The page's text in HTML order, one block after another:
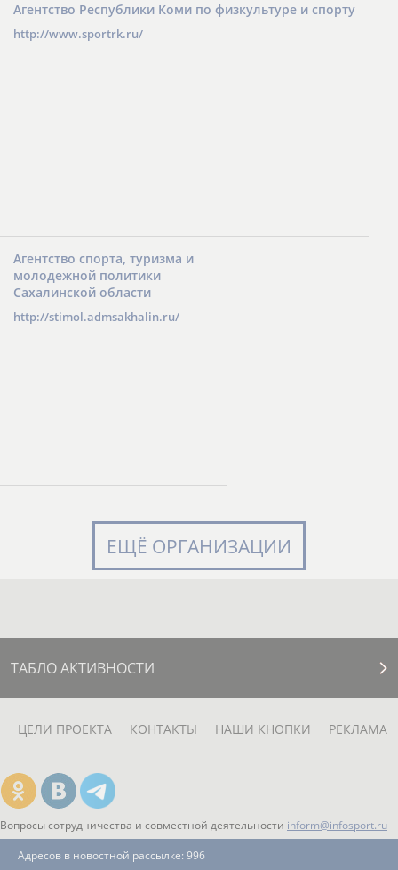
Агентство Республики Коми по физкультуре и спорту
http://www.sportrk.ru/
Агентство спорта, туризма и
молодежной политики
Сахалинской области
http://stimol.admsakhalin.ru/
ЕЩЁ ОРГАНИЗАЦИИ
ТАБЛО АКТИВНОСТИ
ЦЕЛИ ПРОЕКТА КОНТАКТЫ НАШИ КНОПКИ РЕКЛАМА
Вопросы сотрудничества и совместной деятельности inform@infosport.ru
Адресов в новостной рассылке: 996